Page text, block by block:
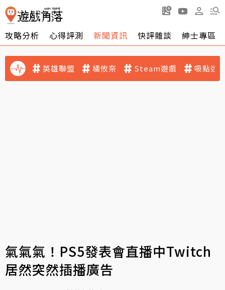
攻略分析 心得評測 新聞資訊 快評雜談 紳士專區
英雄聯盟 橘攸奈 Steam遊戲 吸點迷
氣氣氣！PS5發表會直播中Twitch
居然突然插播廣告